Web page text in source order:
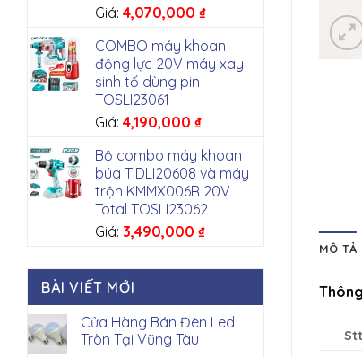
Giá: 4,070,000 ₫
COMBO máy khoan
động lực 20V máy xay
sinh tố dùng pin
TOSLI23061
Giá: 4,190,000 ₫
Bộ combo máy khoan
búa TIDLI20608 và máy
trộn KMMX006R 20V
Total TOSLI23062
Giá: 3,490,000 ₫
BÀI VIẾT MỚI
Cửa Hàng Bán Đèn Led
Tròn Tại Vũng Tàu
MÔ TẢ
Stt